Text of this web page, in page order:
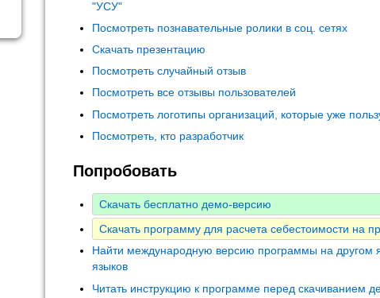
"УСУ"
Посмотреть познавательные ролики в соц. сетях
Скачать презентацию
Посмотреть случайный отзыв
Посмотреть все отзывы пользователей
Посмотреть логотипы организаций, которые уже
Посмотреть, кто разработчик
Попробовать
Скачать бесплатно демо-версию
Скачать программу для расчета себестоимости на
Найти международную версию программы на другом
языков
Читать инструкцию к программе перед скачиванием